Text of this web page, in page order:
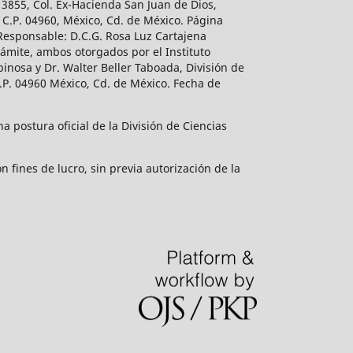
Col. Ex-Hacienda San Juan de Dios,
04960, México, Cd. de México. Página
D.C.G. Rosa Luz Cartajena
ambos otorgados por el Instituto
y Dr. Walter Beller Taboada, División de
04960 México, Cd. de México. Fecha de
postura oficial de la División de Ciencias
fines de lucro, sin previa autorización de la